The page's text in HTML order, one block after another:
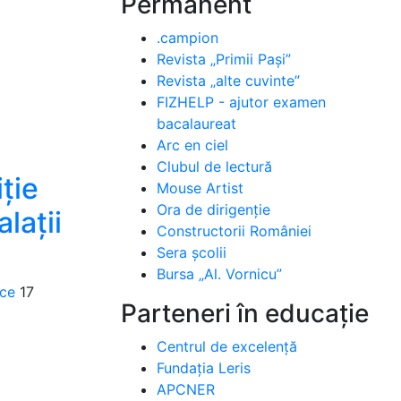
17
.campion
Revista „Primii Pași”
Revista „alte cuvinte”
FIZHELP - ajutor examen
bacalaureat
Arc en ciel
Clubul de lectură
Mouse Artist
Ora de dirigenție
Constructorii României
Sera școlii
Bursa „Al. Vornicu”
Parteneri în educație
Centrul de excelență
Fundația Leris
APCNER